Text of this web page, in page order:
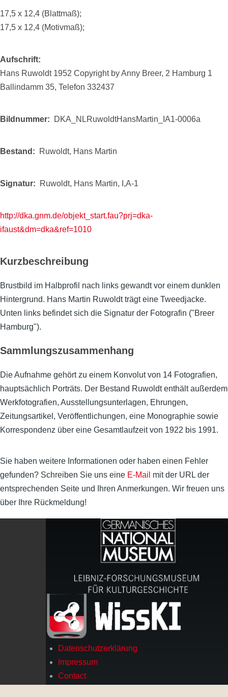
17,5 x 12,4 (Blattmaß);
17,5 x 12,4 (Motivmaß);
Aufschrift
Hans Ruwoldt 1952 Copyright by Anny Breer, 2 Hamburg 1
Ballindamm 35, Telefon 332437
Bildnummer DKA_NLRuwoldtHansMartin_IA1-0006a
Bestand Ruwoldt, Hans Martin
Signatur Ruwoldt, Hans Martin, I,A-1
http://dka.gnm.de/objekt_start.fau?prj=dka-
ifaust&dm=dka&ref=1010
Kurzbeschreibung
Brustbild im Halbprofil nach links gewandt vor einem dunklen
Hintergrund. Hans Martin Ruwoldt trägt eine Tweedjacke.
Unten links befindet sich die Signatur der Fotografin ("Breer
Hamburg").
Sammlungszusammenhang
Die Aufnahme gehört zu einem Konvolut von 14 Fotografien,
hauptsächlich Porträts. Der Bestand Ruwoldt enthält außerdem
Werkfotografien, Ausstellungsunterlagen, Ehrungen,
Zeitungsartikel, Veröffentlichungen, eine Monographie sowie
Korrespondenz über eine Gesamtlaufzeit von 1922 bis 1991.
Sie haben weitere Informationen oder haben einen Fehler
gefunden? Schreiben Sie uns eine E-Mail mit der URL der
entsprechenden Seite und Ihren Anmerkungen. Wir freuen uns
über Ihre Rückmeldung!
FooterDatenschutzerklärung
Impressum
Contact